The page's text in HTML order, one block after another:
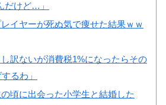
RSS
たことが発覚！」
韓国人「日本が韓国文学が完
のジャンルとして日本人全員に
愛されてる模様…（ﾌﾞﾙﾌﾞﾙ」
＝韓国の反応
だけど…」
レイヤーが死ぬ気で痩せた結果ｗｗ
訳ないが消費税1%になったらその
るわ」
の頃に出会った小学生と結婚した